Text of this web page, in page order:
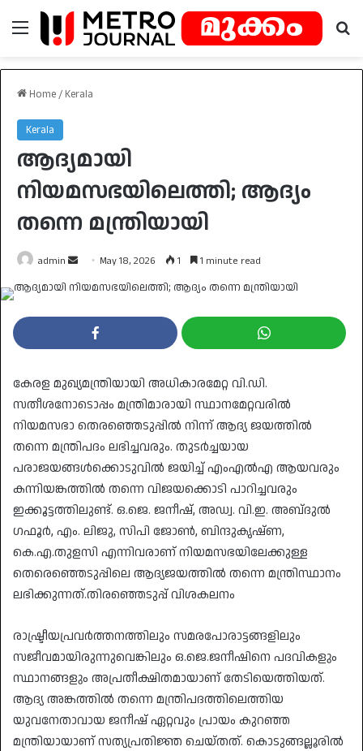
Menu
Home / Kerala
Kerala
ആദ്യമായി
നിയമസഭയിലെത്തി; ആദ്യം
തന്നെ മന്ത്രിയായി
admin
Send
an
May 18, 2026 1 1 minute read
കേരള മുഖ്യമന്ത്രിയായി അധികാരമേറ്റ വി.ഡി.
സതീശനോടൊപ്പം മന്ത്രിമാരായി സ്ഥാനമേറ്റവരിൽ
നിയമസഭാ തെരഞ്ഞെടുപ്പിൽ നിന്ന് ആദ്യ ജയത്തിൽ
തന്നെ മന്ത്രിപദം ലഭിച്ചവരും. തുടർച്ചയായ
പരാജയങ്ങൾക്കൊടുവിൽ ജയിച്ച് എംഎൽഎ ആയവരും
കന്നിയങ്കത്തിൽ തന്നെ വിജയക്കൊടി പാറിച്ചവരും
ഇക്കൂട്ടത്തിലുണ്ട്. ഒ.ജെ. ജനീഷ്, അഡ്വ. വി.ഇ. അബ്‌ദുൽ
ഗഫൂർ, എം. ലിജു, സിപി ജോൺ, ബിന്ദുകൃഷ്ണ,
കെ.എ.തുളസി എന്നിവരാണ് നിയമസഭയിലേക്കുള്ള
തെരെഞ്ഞെടുപ്പിലെ ആദ്യജയത്തിൽ തന്നെ മന്ത്രിസ്ഥാനം
ലഭിക്കുന്നത്.തിരഞ്ഞെടുപ്പ് വിശകലനം
രാഷ്ട്രീയപ്രവർത്തനത്തിലും സമരപോരാട്ടങ്ങളിലും
സജീവമായിരുന്നുവെങ്കിലും ഒ.ജെ.ജനീഷിനെ പദവികളും
സ്ഥാനങ്ങളും അപ്രതീക്ഷിതമായാണ് തേടിയെത്തിയത്.
ആദ്യ അങ്കത്തിൽ തന്നെ മന്ത്രിപദത്തിലെത്തിയ
യുവനേതാവായ ജനീഷ് ഏറ്റവും പ്രായം കുറഞ്ഞ
മന്ത്രിയായാണ് സത്യപ്രതിജ്ഞ ചെയ്തത്. കൊടുങ്ങല്ലൂരിൽ